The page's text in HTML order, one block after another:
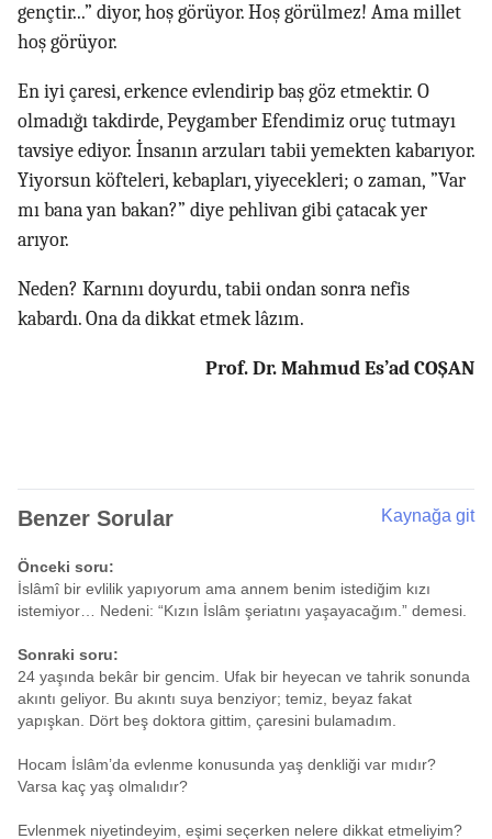
gençtir...” diyor, hoş görüyor. Hoş görülmez! Ama millet
hoş görüyor.
En iyi çaresi, erkence evlendirip baş göz etmektir. O
olmadığı takdirde, Peygamber Efendimiz oruç tutmayı
tavsiye ediyor. İnsanın arzuları tabii yemekten kabarıyor.
Yiyorsun köfteleri, kebapları, yiyecekleri; o zaman, ”Var
mı bana yan bakan?” diye pehlivan gibi çatacak yer
arıyor.
Neden? Karnını doyurdu, tabii ondan sonra nefis
kabardı. Ona da dikkat etmek lâzım.
Prof. Dr. Mahmud Es’ad COŞAN
Benzer Sorular Kaynağa git
Önceki soru:
İslâmî bir evlilik yapıyorum ama annem benim istediğim kızı
istemiyor… Nedeni: “Kızın İslâm şeriatını yaşayacağım.” demesi.
Sonraki soru:
24 yaşında bekâr bir gencim. Ufak bir heyecan ve tahrik sonunda
akıntı geliyor. Bu akıntı suya benziyor; temiz, beyaz fakat
yapışkan. Dört beş doktora gittim, çaresini bulamadım.
Hocam İslâm’da evlenme konusunda yaş denkliği var mıdır?
Varsa kaç yaş olmalıdır?
Evlenmek niyetindeyim, eşimi seçerken nelere dikkat etmeliyim?